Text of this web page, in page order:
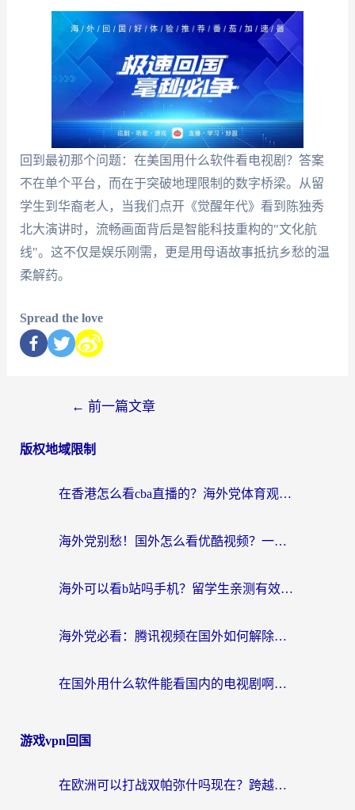
回到最初那个问题：在美国用什么软件看电视剧？答案
不在单个平台，而在于突破地理限制的数字桥梁。从留
学生到华裔老人，当我们点开《觉醒年代》看到陈独秀
北大演讲时，流畅画面背后是智能科技重构的"文化航
线"。这不仅是娱乐刚需，更是用母语故事抵抗乡愁的温
柔解药。
Spread the love
← 前一篇文章
版权地域限制
在香港怎么看cba直播的？海外党体育观赛终极指南：告别版权限制，畅享中文解说
海外党别愁！国外怎么看优酷视频？一招解决追剧、看直播难题
海外可以看b站吗手机？留学生亲测有效的回国加速指南
海外党必看：腾讯视频在国外如何解除地域限制？附优酷咪咕使用指南
在国外用什么软件能看国内的电视剧啊？留学生亲测有效的回国加速方案
游戏vpn回国
在欧洲可以打战双帕弥什吗现在？跨越延迟墙的实战指南